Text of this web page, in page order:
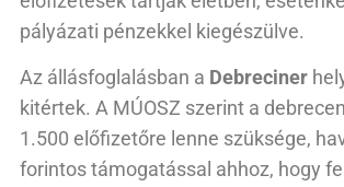
pályázati pénzekkel kiegészülve.
Az állásfoglalásban a Debreciner
kitértek. A MÚOSZ szerint a
1.500 előfizetőre lenne szüksége,
forintos támogatással ahhoz, hogy